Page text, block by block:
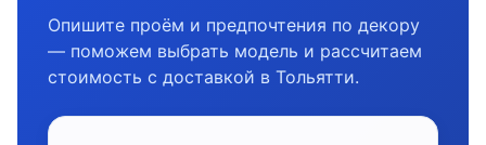
Опишите проём и предпочтения по декору
— поможем выбрать модель и рассчитаем
стоимость с доставкой в Тольятти.